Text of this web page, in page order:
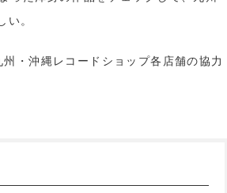
い。
・沖縄レコードショップ各店舗の協力